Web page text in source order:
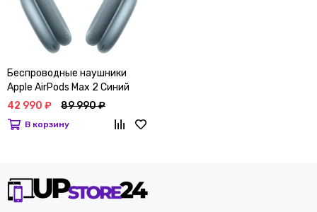
Беспроводные наушники
Apple AirPods Max 2 Синий
42 990 ₽
89 990 ₽
В корзину